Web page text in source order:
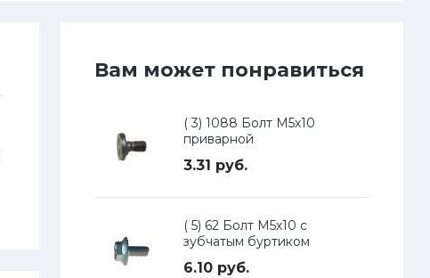
Вам может понравиться
( 3) 1088 Болт М5х10
приварной
3.31 руб.
( 5) 62 Болт М5х10 с
зубчатым буртиком
6.10 руб.